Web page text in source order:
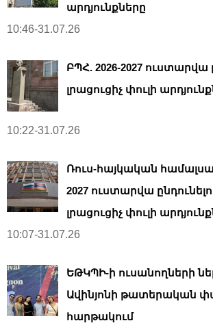
արդյունքները
10:46-31.07.26
ԲՊՀ. 2026-2027 ուստարվա
լրացուցիչ փուլի
10:22-31.07.26
Ռուս-հայկական
2027 ուստարվա
լրացուցիչ փուլի
10:07-31.07.26
ԵԹԿՊԻ-ի ուսանողների
Ավինյոնի թատերական
հարթակում